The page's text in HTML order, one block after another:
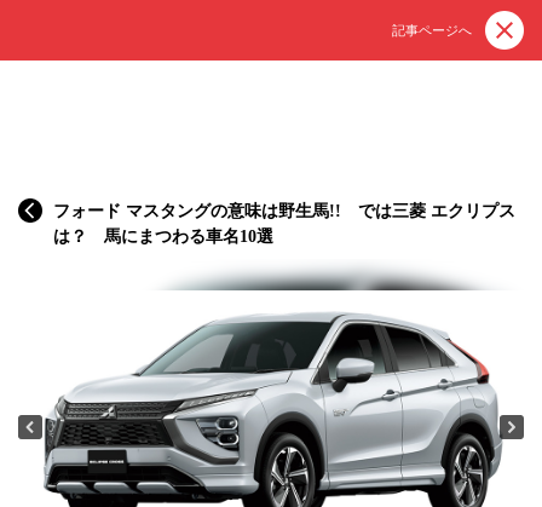
記事ページへ
フォード マスタングの意味は野生馬!! では三菱 エクリプス
は？ 馬にまつわる車名10選